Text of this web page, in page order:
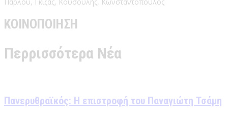
ΚΟΙΝΟΠΟΙΗΣΗ
Περρισσότερα Νέα
Πανερυθραϊκός: Η επιστροφή του Παναγιώτη Τσάμη